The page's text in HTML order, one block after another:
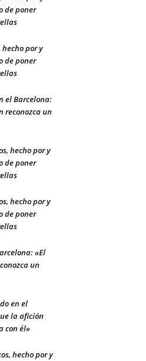
de poner
por y
de poner
el Barcelona:
reconozca un
hecho por y
de poner
hecho por y
de poner
«El
un
en el
la afición
con él»
hecho por y